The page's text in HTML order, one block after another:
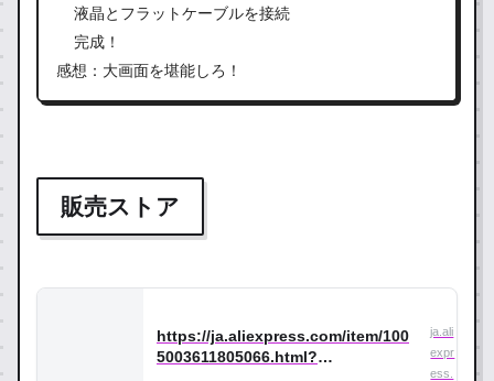
液晶とフラットケーブルを接続
完成！
感想：大画面を堪能しろ！
販売ストア
https://ja.aliexpress.com/item/100
5003611805066.html?
ja.ali
expr
ess.